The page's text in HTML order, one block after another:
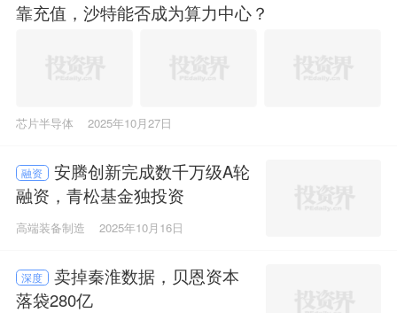
靠充值，沙特能否成为算力中心？
芯片半导体 2025年10月27日
融资
安腾创新完成数千万级A轮
融资，青松基金独投资
高端装备制造 2025年10月16日
深度
卖掉秦淮数据，贝恩资本
落袋280亿